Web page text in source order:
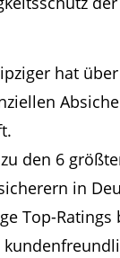
hat
den 6
in
Top-